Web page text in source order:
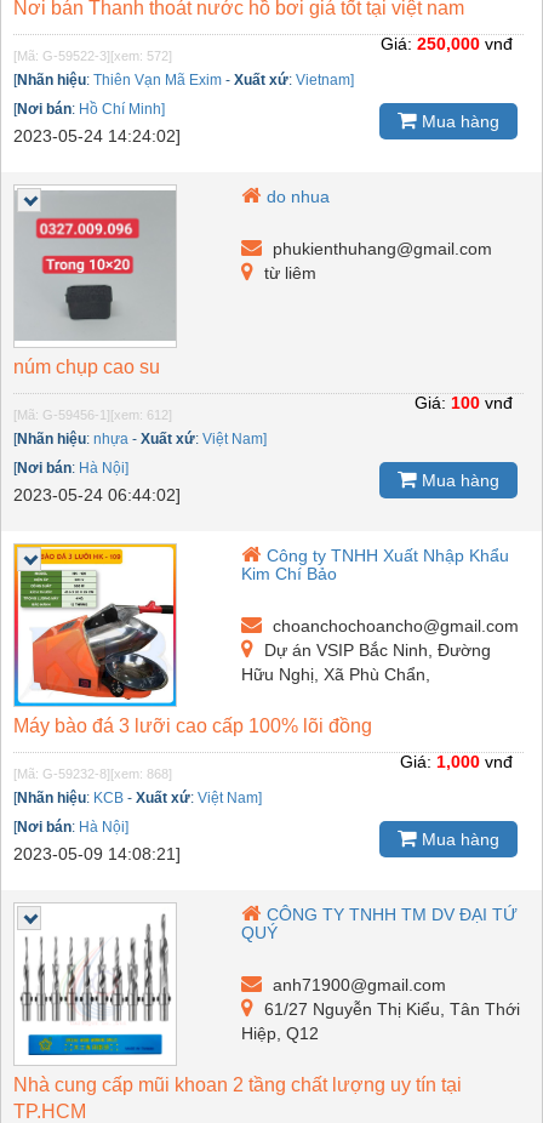
Nơi bán Thanh thoát nước hồ bơi giá tốt tại việt nam
[Mã: G-59522-3][xem: 572]
[Nhãn hiệu: Thiên Vạn Mã Exim - Xuất xứ: Vietnam]
[Nơi bán: Hồ Chí Minh]
2023-05-24 14:24:02]
Giá: 250,000 vnđ
Mua hàng
do nhua
phukienthuhang@gmail.com
từ liêm
núm chụp cao su
[Mã: G-59456-1][xem: 612]
[Nhãn hiệu: nhựa - Xuất xứ: Việt Nam]
[Nơi bán: Hà Nội]
2023-05-24 06:44:02]
Giá: 100 vnđ
Mua hàng
Công ty TNHH Xuất Nhập Khẩu
Kim Chí Bảo
choanchochoancho@gmail.com
Dự án VSIP Bắc Ninh, Đường
Hữu Nghị, Xã Phù Chẩn,
Máy bào đá 3 lưỡi cao cấp 100% lõi đồng
[Mã: G-59232-8][xem: 868]
[Nhãn hiệu: KCB - Xuất xứ: Việt Nam]
[Nơi bán: Hà Nội]
2023-05-09 14:08:21]
Giá: 1,000 vnđ
Mua hàng
CÔNG TY TNHH TM DV ĐẠI TỨ
QUÝ
anh71900@gmail.com
61/27 Nguyễn Thị Kiểu, Tân Thới
Hiệp, Q12
Nhà cung cấp mũi khoan 2 tầng chất lượng uy tín tại
TP.HCM